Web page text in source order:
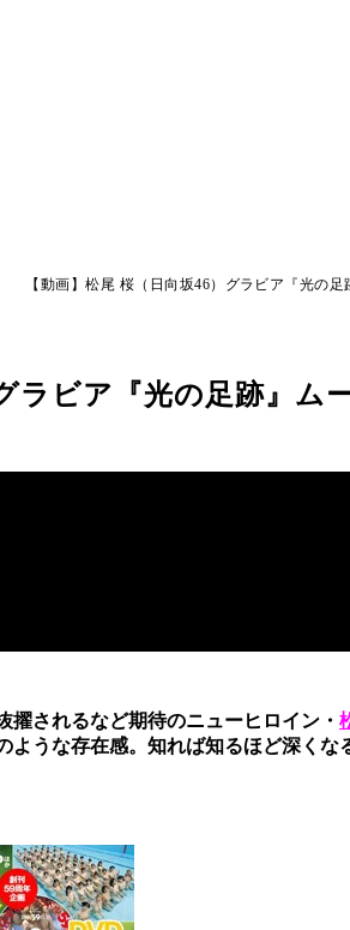
【動画】松尾 桜（日向坂46）グラビア『光の足
ラビア『光の足跡』ム
されるなど期待のニューヒロイン・
うな存在感。知れば知るほど深く